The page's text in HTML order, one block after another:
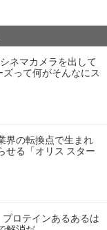
ネマカメラを出して
ズって何がそんなにス
界の転換点で生まれ
せる「オリス スター
ロテインあるあるは